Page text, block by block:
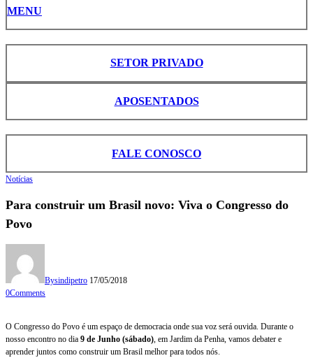
MENU
SETOR PRIVADO
APOSENTADOS
FALE CONOSCO
Notícias
Para construir um Brasil novo: Viva o Congresso do
Povo
Bysindipetro 17/05/2018
0Comments
O Congresso do Povo é um espaço de democracia onde sua voz será ouvida. Durante o
nosso encontro no dia 9 de Junho (sábado) , em Jardim da Penha, vamos debater e
aprender juntos como construir um Brasil melhor para todos nós.